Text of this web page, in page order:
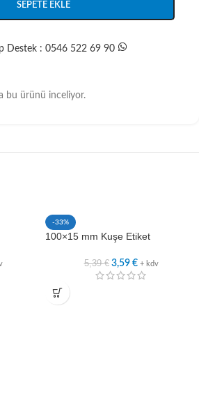
SEPETE EKLE
Destek : 0546 522 69 90
bu ürünü inceliyor.
-33%
100×15 mm Kuşe Etiket
5,39€ 3,59 € + kdv